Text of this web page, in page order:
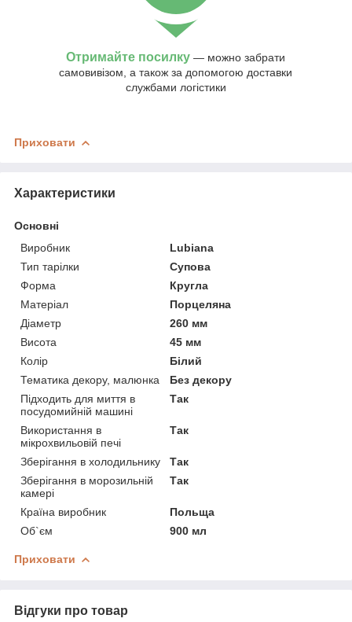
Отримайте посилку — можно забрати
самовивізом, а також за допомогою доставки
службами логістики
Приховати
Характеристики
Основні
Виробник
Lubiana
Тип тарілки
Супова
Форма
Кругла
Матеріал
Порцеляна
Діаметр
260 мм
Висота
45 мм
Колір
Білий
Тематика декору, малюнка
Без декору
Підходить для миття в
посудомийній машині
Так
Використання в
мікрохвильовій печі
Так
Зберігання в холодильнику
Так
Зберігання в морозильній
камері
Так
Країна виробник
Польща
Об`єм
900 мл
Приховати
Відгуки про товар